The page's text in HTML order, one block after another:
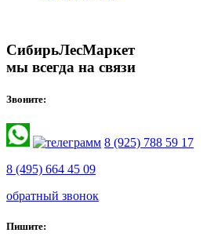
СибирьЛесМаркет
мы всегда на связи
Звоните:
8 (925) 788 59 17
8 (495) 664 45 09
обратный звонок
Пишите: